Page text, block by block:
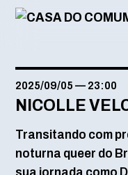
Saltar
conteúdo
2025/09/05 — 23:00
NICOLLE
Transitando com
noturna queer do
sua jornada como